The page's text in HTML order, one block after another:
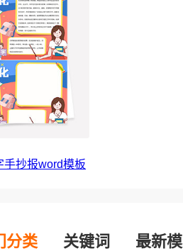
手抄报word模板
分类 关键词 最新